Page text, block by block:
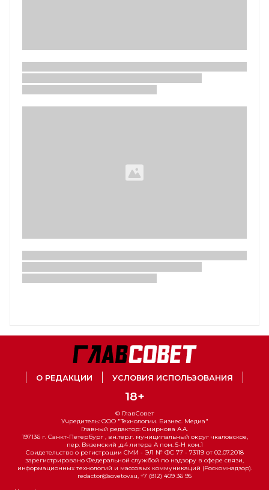
О РЕДАКЦИИ УСЛОВИЯ ИСПОЛЬЗОВАНИЯ
18+
© ГлавСовет
Учредитель: ООО "Технологии. Бизнес. Медиа"
Главный редактор: Смирнова А.А.
197136 г. Санкт-Петербург , вн.тер.г. муниципальный округ чкаловское,
пер. Вяземский ,д.4 литера А пом. 5-Н ком.1
Свидетельство о регистрации СМИ - ЭЛ № ФС 77 - 73119 от 02.07.2018
зарегистрировано Федеральной службой по надзору в сфере связи,
информационных технологий и массовых коммуникаций (Роскомнадзор).
redactor@sovetov.su, +7 (812) 409 36 95